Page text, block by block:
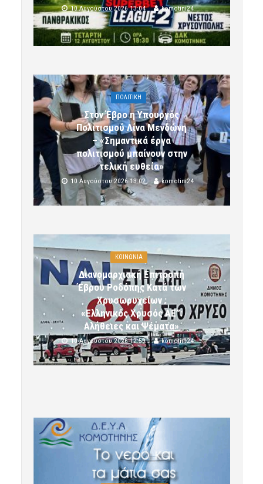
10 Αυγούστου 2026 13:04 komotini24
ΠΟΛΙΤΙΚΗ
Στον Έβρο η Υπουργός
Πολιτισμού Λίνα Μενδώνη
– «Σημαντικά έργα
πολιτισμού μπαίνουν στην
τελική ευθεία»
10 Αυγούστου 2026 13:02 komotini24
ΚΟΙΝΩΝΙΑ
Διανομαρχιακή Επιτροπή
Έβρου Ροδόπης Κατά των
Χρυσωρυχείων :
«Ελληνικός Χρυσός ΑΕ”:
Αλήθειες και Ψέματα»
10 Αυγούστου 2026 12:59 komotini24